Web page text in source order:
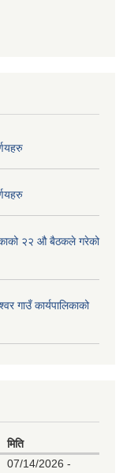
२२ औ बैठकले गरेको
गाउँ कार्यपालिकाको
मिति
07/14/2026 -